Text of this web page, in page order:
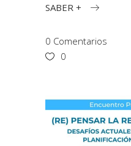
SABER +
0 Comentarios
0